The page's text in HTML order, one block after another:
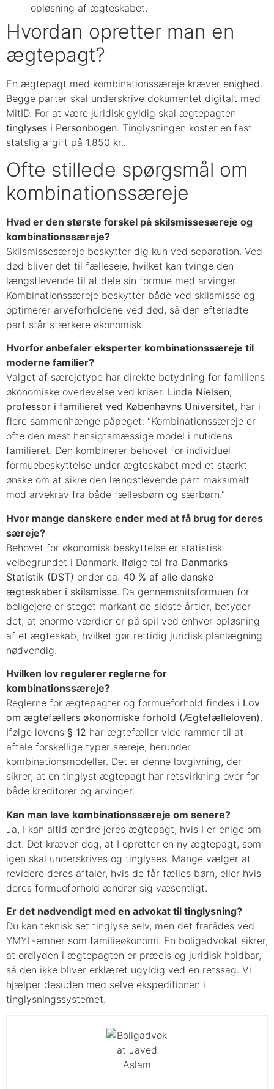
opløsning af ægteskabet.
Hvordan opretter man en
ægtepagt?
En ægtepagt med kombinationssæreje kræver enighed.
Begge parter skal underskrive dokumentet digitalt med
MitID. For at være juridisk gyldig skal ægtepagten
tinglyses i Personbogen. Tinglysningen koster en fast
statslig afgift på 1.850 kr..
Ofte stillede spørgsmål om
kombinationssæreje
Hvad er den største forskel på skilsmissesæreje og
kombinationssæreje?
Skilsmissesæreje beskytter dig kun ved separation. Ved
død bliver det til fælleseje, hvilket kan tvinge den
længstlevende til at dele sin formue med arvinger.
Kombinationssæreje beskytter både ved skilsmisse og
optimerer arveforholdene ved død, så den efterladte
part står stærkere økonomisk.
Hvorfor anbefaler eksperter kombinationssæreje til
moderne familier?
Valget af særejetype har direkte betydning for familiens
økonomiske overlevelse ved kriser. Linda Nielsen,
professor i familieret ved Københavns Universitet, har i
flere sammenhænge påpeget: “Kombinationssæreje er
ofte den mest hensigtsmæssige model i nutidens
familieret. Den kombinerer behovet for individuel
formuebeskyttelse under ægteskabet med et stærkt
ønske om at sikre den længstlevende part maksimalt
mod arvekrav fra både fællesbørn og særbørn.”
Hvor mange danskere ender med at få brug for deres
særeje?
Behovet for økonomisk beskyttelse er statistisk
velbegrundet i Danmark. Ifølge tal fra Danmarks
Statistik (DST) ender ca. 40 % af alle danske
ægteskaber i skilsmisse. Da gennemsnitsformuen for
boligejere er steget markant de sidste årtier, betyder
det, at enorme værdier er på spil ved enhver opløsning
af et ægteskab, hvilket gør rettidig juridisk planlægning
nødvendig.
Hvilken lov regulerer reglerne for
kombinationssæreje?
Reglerne for ægtepagter og formueforhold findes i Lov
om ægtefællers økonomiske forhold (Ægtefælleloven).
Ifølge lovens § 12 har ægtefæller vide rammer til at
aftale forskellige typer særeje, herunder
kombinationsmodeller. Det er denne lovgivning, der
sikrer, at en tinglyst ægtepagt har retsvirkning over for
både kreditorer og arvinger.
Kan man lave kombinationssæreje om senere?
Ja, I kan altid ændre jeres ægtepagt, hvis I er enige om
det. Det kræver dog, at I opretter en ny ægtepagt, som
igen skal underskrives og tinglyses. Mange vælger at
revidere deres aftaler, hvis de får fælles børn, eller hvis
deres formueforhold ændrer sig væsentligt.
Er det nødvendigt med en advokat til tinglysning?
Du kan teknisk set tinglyse selv, men det frarådes ved
YMYL-emner som familieøkonomi. En boligadvokat sikrer,
at ordlyden i ægtepagten er præcis og juridisk holdbar,
så den ikke bliver erklæret ugyldig ved en retssag. Vi
hjælper desuden med selve ekspeditionen i
tinglysningssystemet.